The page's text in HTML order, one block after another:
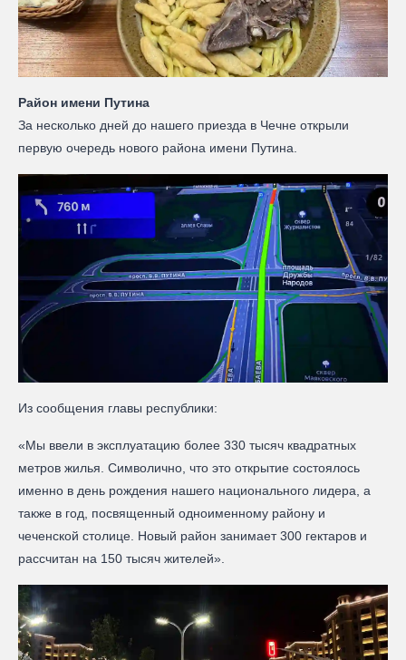
Район имени Путина
За несколько дней до нашего приезда в Чечне открыли
первую очередь нового района имени Путина.
Из сообщения главы республики:
«Мы ввели в эксплуатацию более 330 тысяч квадратных
метров жилья. Символично, что это открытие состоялось
именно в день рождения нашего национального лидера, а
также в год, посвященный одноименному району и
чеченской столице. Новый район занимает 300 гектаров и
рассчитан на 150 тысяч жителей».